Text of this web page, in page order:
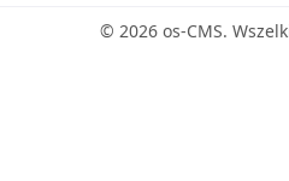
© 2026 os-CMS.